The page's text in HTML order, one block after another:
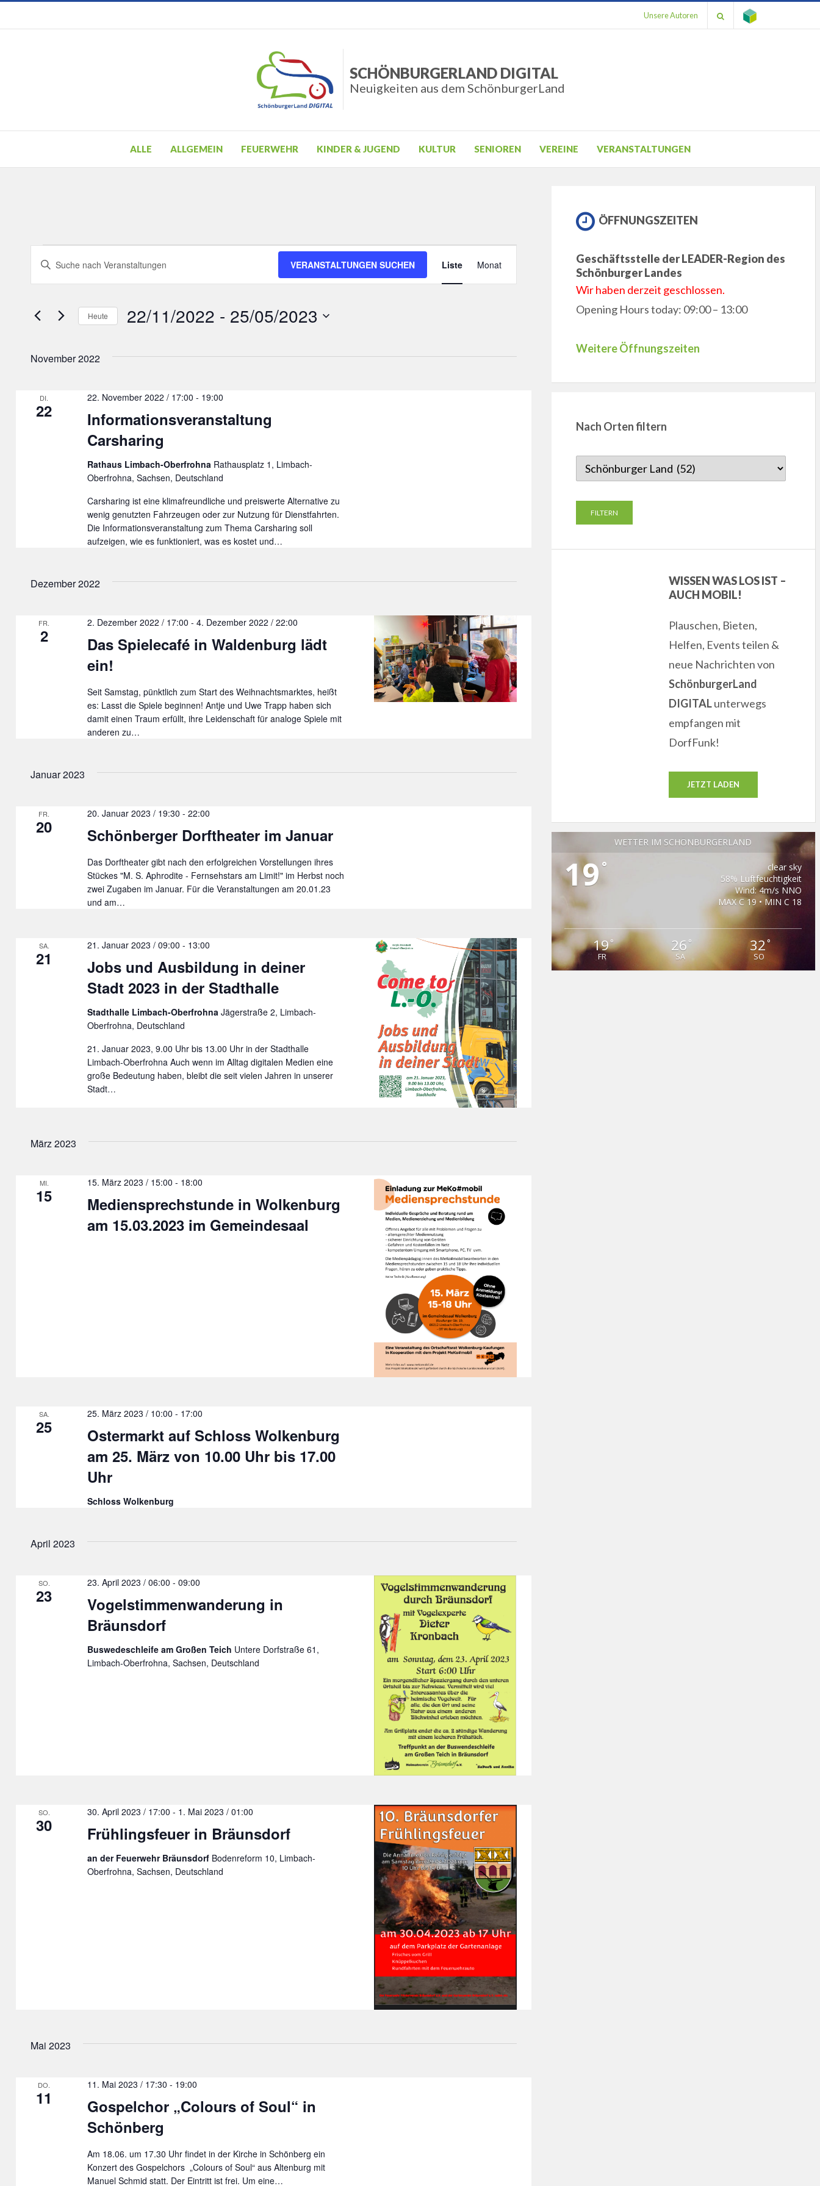
Unsere Autoren
SCHÖNBURGERLAND DIGITAL
Neuigkeiten aus dem SchönburgerLand
ALLE ALLGEMEIN FEUERWEHR KINDER & JUGEND KULTUR SENIOREN VEREINE VERANSTALTUNGEN
Veranstaltungen
Veranstaltungen
Suche
Ansichten,
Bitte
Schlüsselwort
Suche
Veranstaltungen
VERANSTALTUNGEN SUCHEN
Ansichten-
Liste Monat
Heute 22/11/2022 - 25/05/2023
wählen.
November 2022
DI.
22
Informationsveranstaltung
Carsharing
22. November 2022 / 17:00 - 19:00
Rathaus Limbach-Oberfrohna Rathausplatz 1, Limbach-
Oberfrohna, Sachsen, Deutschland
Carsharing ist eine klimafreundliche und preiswerte Alternative zu
wenig genutzten Fahrzeugen oder zur Nutzung für Dienstfahrten.
Die Informationsveranstaltung zum Thema Carsharing soll
aufzeigen, wie es funktioniert, was es kostet und…
Dezember 2022
FR.
2
Das Spielecafé in Waldenburg lädt
ein!
2. Dezember 2022 / 17:00 -4. Dezember 2022 / 22:00
Seit Samstag, pünktlich zum Start des Weihnachtsmarktes, heißt
es: Lasst die Spiele beginnen! Antje und Uwe Trapp haben sich
damit einen Traum erfüllt, ihre Leidenschaft für analoge Spiele mit
anderen zu…
Januar 2023
FR.
20 Schönberger Dorftheater im Januar
20. Januar 2023 / 19:30 -22:00
Das Dorftheater gibt nach den erfolgreichen Vorstellungen ihres
Stückes "M. S. Aphrodite - Fernsehstars am Limit!" im Herbst noch
zwei Zugaben im Januar. Für die Veranstaltungen am 20.01.23
und am…
SA.
21
Jobs und Ausbildung in deiner
Stadt 2023 in der Stadthalle
21. Januar 2023 / 09:00 - 13:00
Stadthalle Limbach-OberfrohnaJägerstraße 2, Limbach-
Oberfrohna, Deutschland
21. Januar 2023, 9.00 Uhr bis 13.00 Uhr in der Stadthalle
Limbach-Oberfrohna Auch wenn im Alltag digitalen Medien eine
große Bedeutung haben, bleibt die seit vielen Jahren in unserer
Stadt…
März 2023
MI.
15
Mediensprechstunde in Wolkenburg
am 15.03.2023 im Gemeindesaal
15. März 2023 / 15:00 - 18:00
SA.
25
Ostermarkt auf Schloss Wolkenburg
am 25. März von 10.00 Uhr bis 17.00
Uhr
25. März 2023 / 10:00 - 17:00
Schloss Wolkenburg
April 2023
SO.
23
Vogelstimmenwanderung in
Bräunsdorf
23. April 2023 / 06:00 -09:00
Buswedeschleife am Großen Teich Untere Dorfstraße 61,
Limbach-Oberfrohna, Sachsen, Deutschland
SO.
30 Frühlingsfeuer in Bräunsdorf
30. April 2023 / 17:00 - 1. Mai 2023 / 01:00
an der Feuerwehr Bräunsdorf Bodenreform 10, Limbach-
Oberfrohna, Sachsen, Deutschland
Mai 2023
DO.
11
Gospelchor „Colours of Soul“ in
Schönberg
11. Mai 2023 / 17:30 - 19:00
Am 18.06. um 17.30 Uhr findet in der Kirche in Schönberg ein
Konzert des Gospelchors „Colours of Soul“ aus Altenburg mit
Manuel Schmid statt. Der Eintritt ist frei. Um eine…
ÖFFNUNGSZEITEN
Geschäftsstelle der LEADER-Region des
Schönburger Landes
Wir haben derzeit geschlossen.
Opening Hours today: 09:00 – 13:00
Weitere Öffnungszeiten
Nach Orten filtern
WISSEN WAS LOS IST –
AUCH MOBIL!
Plauschen, Bieten,
Helfen, Events teilen &
neue Nachrichten von
SchönburgerLand
DIGITALunterwegs
empfangen mit
DorfFunk!
JETZT LADEN
WETTER IM SCHÖNBURGERLAND
19°
clear sky
58% Luftfeuchtigkeit
Wind: 4m/s NNO
MAX C 19 • MIN C 18
19°
FR
26 °
SA
32°
SO